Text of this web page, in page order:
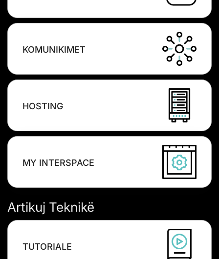
KOMUNIKIMET
HOSTING
MY INTERSPACE
Artikuj Teknikë
TUTORIALE